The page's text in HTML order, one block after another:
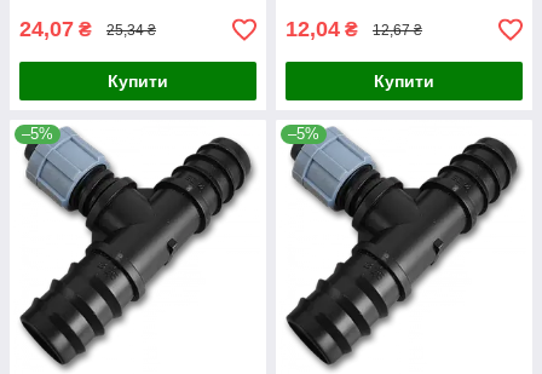
24,07 ₴ 25,34 ₴
Купити
12,04 ₴ 12,67 ₴
Купити
–5% –5%